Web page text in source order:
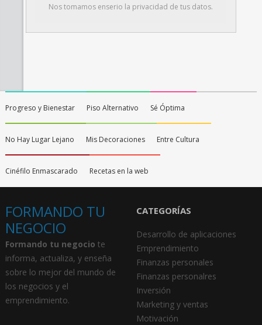
Nos tomamos enserio la privacidad de tus datos.
Progreso y Bienestar Piso Alternativo Sé Óptima
No Hay Lugar Lejano Mis Decoraciones Entre Cultura
Cinéfilo Enmascarado Recetas en la web
FORMANDO TU
NEGOCIO
Formando tu negocio te
informa, actualiza, y enseña
sobre lo mejor del mundo de
los negocios y el
emprendimiento.
CATEGORÍAS
Desarrollo de aplicaciones
Emprendimiento
Finanzas personales
Finanzas personalres
Inversión
Marketing y ventas
Motivación